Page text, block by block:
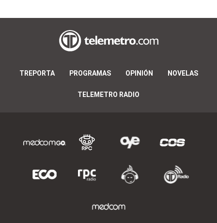
TREPORTA PROGRAMAS OPINIÓN NOVELAS
TELEMETRO RADIO